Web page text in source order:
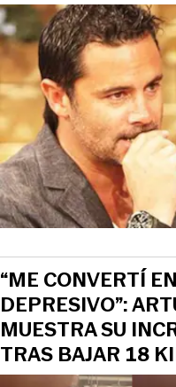
“ME CONVERTÍ
DEPRESIVO”:
MUESTRA SU
TRAS BAJAR 18